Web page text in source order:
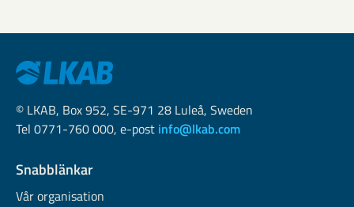
© LKAB, Box 952, SE-971 28 Luleå, Sweden
Tel 0771-760 000, e-post info@lkab.com
Snabblänkar
Vår organisation